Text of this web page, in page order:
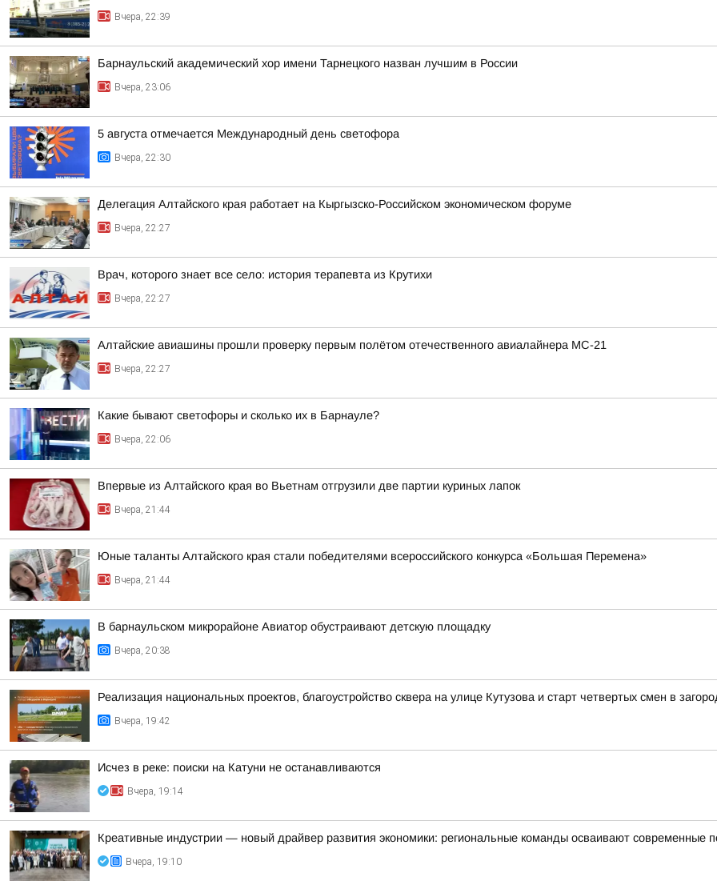
Вчера, 22:39
Барнаульский академический хор имени Тарнецкого назван лучшим в России
Вчера, 23:06
5 августа отмечается Международный день светофора
Вчера, 22:30
Делегация Алтайского края работает на Кыргызско-Российском экономическом форуме
Вчера, 22:27
Врач, которого знает все село: история терапевта из Крутихи
Вчера, 22:27
Алтайские авиашины прошли проверку первым полётом отечественного авиалайнера МС-21
Вчера, 22:27
Какие бывают светофоры и сколько их в Барнауле?
Вчера, 22:06
Впервые из Алтайского края во Вьетнам отгрузили две партии куриных лапок
Вчера, 21:44
Юные таланты Алтайского края стали победителями всероссийского конкурса «Большая Перемена»
Вчера, 21:44
В барнаульском микрорайоне Авиатор обустраивают детскую площадку
Вчера, 20:38
Реализация национальных проектов, благоустройство сквера на улице Кутузова и старт четвертых смен в
Вчера, 19:42
Исчез в реке: поиски на Катуни не останавливаются
Вчера, 19:14
Креативные индустрии — новый драйвер развития экономики: региональные команды осваивают
Вчера, 19:10